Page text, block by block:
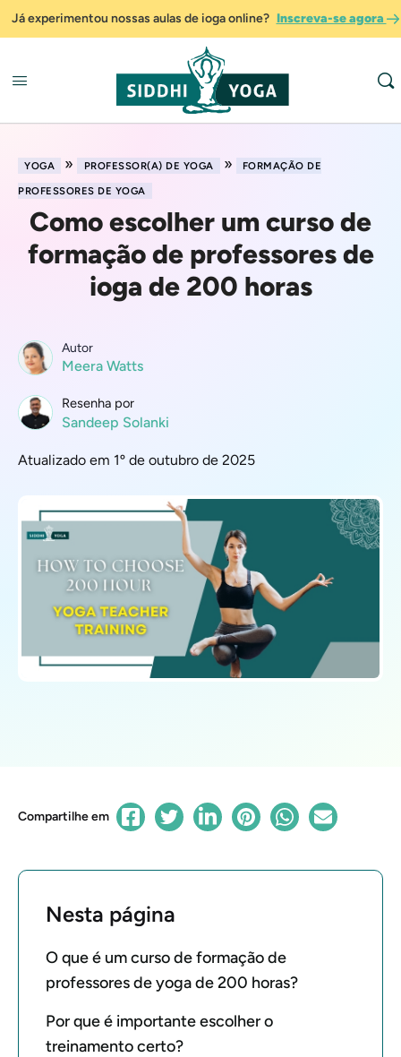
Já experimentou nossas aulas de ioga online? Inscreva-se agora
YOGA » PROFESSOR(A) DE YOGA »
FORMAÇÃO DE
PROFESSORES DE YOGA
Como escolher um curso de
formação de professores de
ioga de 200 horas
Autor
Meera Watts
Resenha por
Sandeep Solanki
Atualizado em 1º de outubro de 2025
Compartilhe em
Nesta página
O que é um curso de formação de
professores de yoga de 200 horas?
Por que é importante escolher o
treinamento certo?